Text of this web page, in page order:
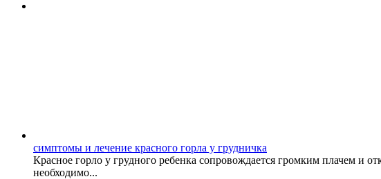
симптомы и лечение красного горла у грудничка
Красное горло у грудного ребенка сопровождается громким плачем и
необходимо...